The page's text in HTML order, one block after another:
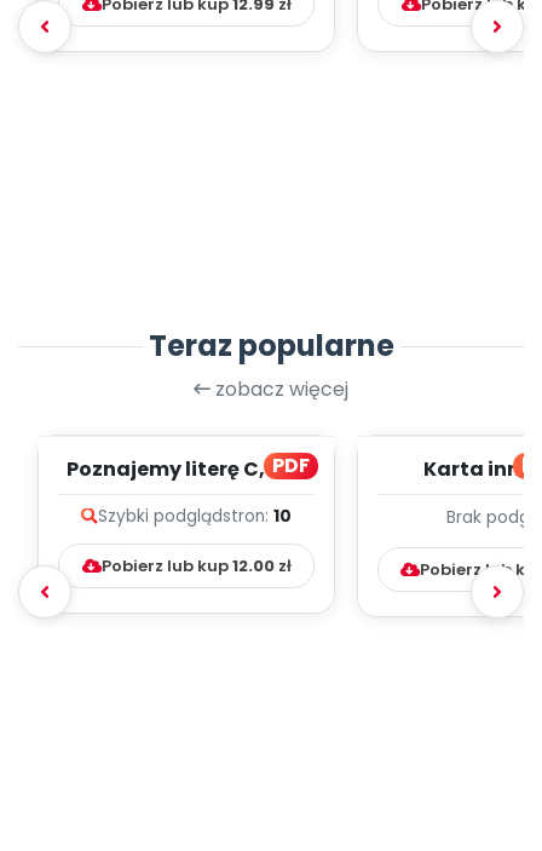
Teraz popularne
zobacz więcej
PDF
Poznajemy literę C, cz. 1
Szybki podglądstron: 10
Pobierz lub kup12.00zł
Karta
Brak
Pobierz lub